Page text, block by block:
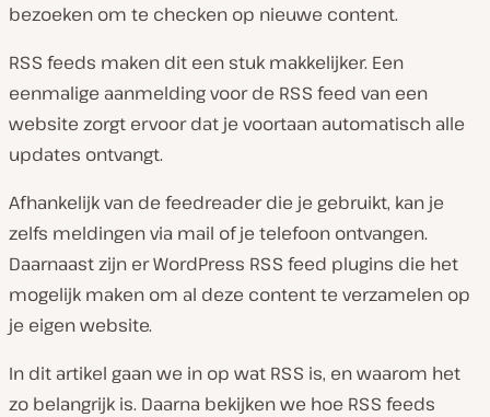
bezoeken om te checken op nieuwe content.
RSS feeds maken dit een stuk makkelijker. Een
eenmalige aanmelding voor de RSS feed van een
website zorgt ervoor dat je voortaan automatisch alle
updates ontvangt.
Afhankelijk van de feedreader die je gebruikt, kan je
zelfs meldingen via mail of je telefoon ontvangen.
Daarnaast zijn er WordPress RSS feed plugins die het
mogelijk maken om al deze content te verzamelen op
je eigen website.
In dit artikel gaan we in op wat RSS is, en waarom het
zo belangrijk is. Daarna bekijken we hoe RSS feeds